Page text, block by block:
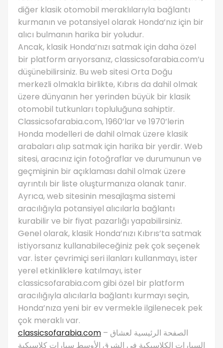
diğer klasik otomobil meraklılarıyla bağlantı
kurmanın ve potansiyel olarak Honda’nız için bir
alıcı bulmanın harika bir yoludur.
Ancak, klasik Honda’nızı satmak için daha özel
bir platform arıyorsanız, classicsofarabia.com’u
düşünebilirsiniz. Bu web sitesi Orta Doğu
merkezli olmakla birlikte, Kıbrıs da dahil olmak
üzere dünyanın her yerinden büyük bir klasik
otomobil tutkunları topluluğuna sahiptir.
Classicsofarabia.com, 1960’lar ve 1970’lerin
Honda modelleri de dahil olmak üzere klasik
arabaları alıp satmak için harika bir yerdir. Web
sitesi, aracınız için fotoğraflar ve durumunun ve
geçmişinin bir açıklaması dahil olmak üzere
ayrıntılı bir liste oluşturmanıza olanak tanır.
Ayrıca, web sitesinin mesajlaşma sistemi
aracılığıyla potansiyel alıcılarla bağlantı
kurabilir ve bir fiyat pazarlığı yapabilirsiniz.
Genel olarak, klasik Honda’nızı Kıbrıs’ta satmak
istiyorsanız kullanabileceğiniz pek çok seçenek
var. İster çevrimiçi seri ilanları kullanmayı, ister
yerel etkinliklere katılmayı, ister
classicsofarabia.com gibi özel bir platform
aracılığıyla alıcılarla bağlantı kurmayı seçin,
Honda’nıza yeni bir ev vermekle ilgilenecek pek
çok meraklı var.
classicsofarabia.com – الصفحة الرئيسية لعشاق
السيارات الكلاسيكية في الشرق الأوسط سيارات كلاسيكية